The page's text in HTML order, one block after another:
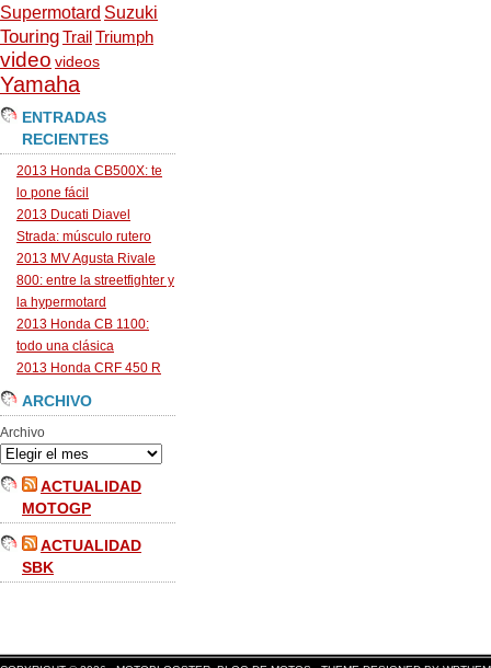
Supermotard Suzuki
TouringTrailTriumph
video videos
Yamaha
ENTRADAS
RECIENTES
2013 Honda CB500X: te
lo pone fácil
2013 Ducati Diavel
Strada: músculo rutero
2013 MV Agusta Rivale
800: entre la streetfighter y
la hypermotard
2013 Honda CB 1100:
todo una clásica
2013 Honda CRF 450 R
ARCHIVO
Archivo
ACTUALIDAD
MOTOGP
ACTUALIDAD
SBK